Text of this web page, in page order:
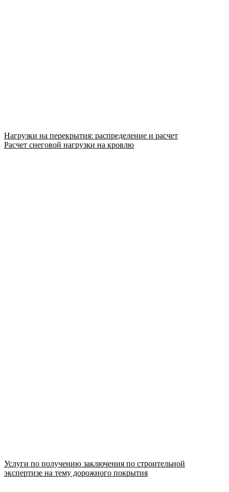
Нагрузки на перекрытия: распределение и расчет
Расчет снеговой нагрузки на кровлю
Услуги по получению заключения по строительной
экспертизе на тему дорожного покрытия